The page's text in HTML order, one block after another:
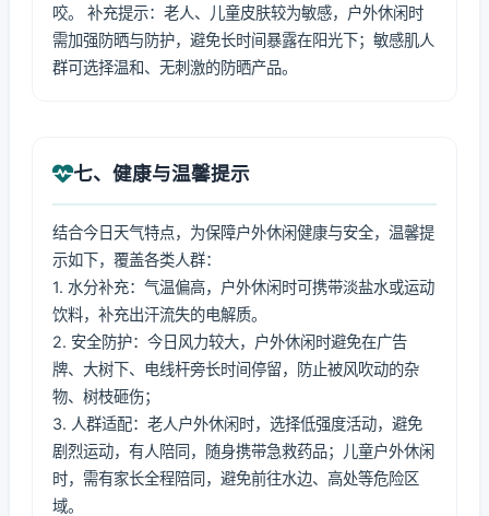
咬。 补充提示：老人、儿童皮肤较为敏感，户外休闲时
需加强防晒与防护，避免长时间暴露在阳光下；敏感肌人
群可选择温和、无刺激的防晒产品。
七、健康与温馨提示
结合今日天气特点，为保障户外休闲健康与安全，温馨提
示如下，覆盖各类人群：
1. 水分补充：气温偏高，户外休闲时可携带淡盐水或运动
饮料，补充出汗流失的电解质。
2. 安全防护：今日风力较大，户外休闲时避免在广告
牌、大树下、电线杆旁长时间停留，防止被风吹动的杂
物、树枝砸伤；
3. 人群适配：老人户外休闲时，选择低强度活动，避免
剧烈运动，有人陪同，随身携带急救药品；儿童户外休闲
时，需有家长全程陪同，避免前往水边、高处等危险区
域。